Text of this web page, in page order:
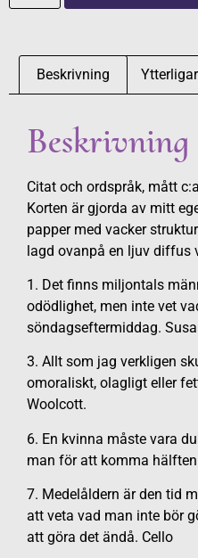
Beskrivning
Beskrivning
Citat och ordspråk, mått
Korten är gjorda av mitt
papper med vacker
lagd ovanpå en ljuv diffus
1. Det finns miljontals
odödlighet, men inte vet
söndagseftermiddag.
3. Allt som jag verkligen
omoraliskt, olagligt eller
Woolcott.
6. En kvinna måste vara
man för att komma
7. Medelåldern är den tid
att veta vad man inte bör
att göra det ändå. Cello